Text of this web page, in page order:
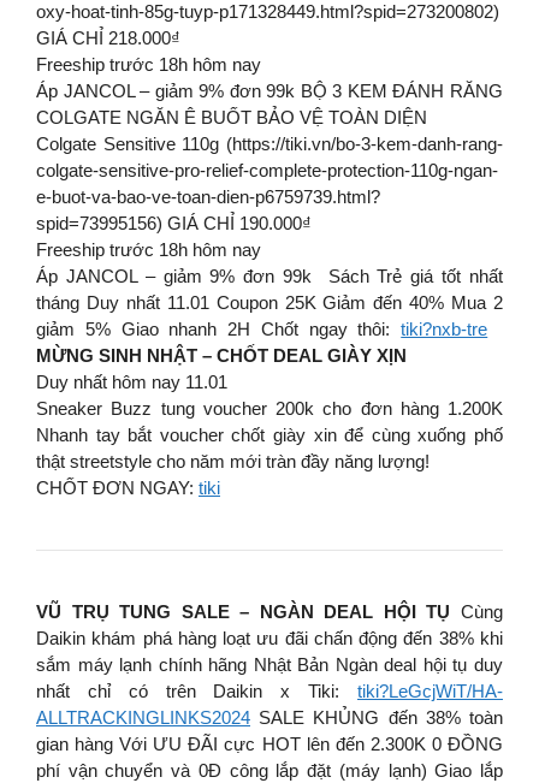
oxy-hoat-tinh-85g-tuyp-p171328449.html?spid=273200802)
GIÁ CHỈ 218.000₫
Freeship trước 18h hôm nay
Áp JANCOL – giảm 9% đơn 99k BỘ 3 KEM ĐÁNH RĂNG
COLGATE NGĂN Ê BUỐT BẢO VỆ TOÀN DIỆN
Colgate Sensitive 110g (https://tiki.vn/bo-3-kem-danh-rang-
colgate-sensitive-pro-relief-complete-protection-110g-ngan-
e-buot-va-bao-ve-toan-dien-p6759739.html?
spid=73995156) GIÁ CHỈ 190.000₫
Freeship trước 18h hôm nay
Áp JANCOL – giảm 9% đơn 99k Sách Trẻ giá tốt nhất
tháng Duy nhất 11.01 Coupon 25K Giảm đến 40% Mua 2
giảm 5% Giao nhanh 2H Chốt ngay thôi:tiki?nxb-tre
MỪNG SINH NHẬT – CHỐT DEAL GIÀY XỊN
Duy nhất hôm nay 11.01
Sneaker Buzz tung voucher 200k cho đơn hàng 1.200K
Nhanh tay bắt voucher chốt giày xin để cùng xuống phố
thật streetstyle cho năm mới tràn đầy năng lượng!
CHỐT ĐƠN NGAY: tiki
VŨ TRỤ TUNG SALE – NGÀN DEAL HỘI TỤ Cùng
Daikin khám phá hàng loạt ưu đãi chấn động đến 38% khi
sắm máy lạnh chính hãng Nhật Bản Ngàn deal hội tụ duy
nhất chỉ có trên Daikin x Tiki: tiki?LeGcjWiT/HA-
ALLTRACKINGLINKS2024 SALE KHỦNG đến 38% toàn
gian hàng Với ƯU ĐÃI cực HOT lên đến 2.300K 0 ĐỒNG
phí vận chuyển và 0Đ công lắp đặt (máy lạnh) Giao lắp